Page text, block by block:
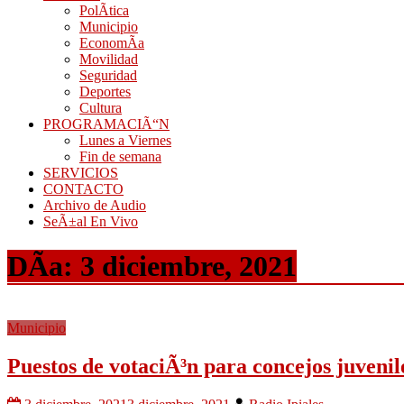
PolÃ­tica
Municipio
EconomÃ­a
Movilidad
Seguridad
Deportes
Cultura
PROGRAMACIÃ“N
Lunes a Viernes
Fin de semana
SERVICIOS
CONTACTO
Archivo de Audio
SeÃ±al En Vivo
DÃ­a: 3 diciembre, 2021
Municipio
Puestos de votaciÃ³n para concejos